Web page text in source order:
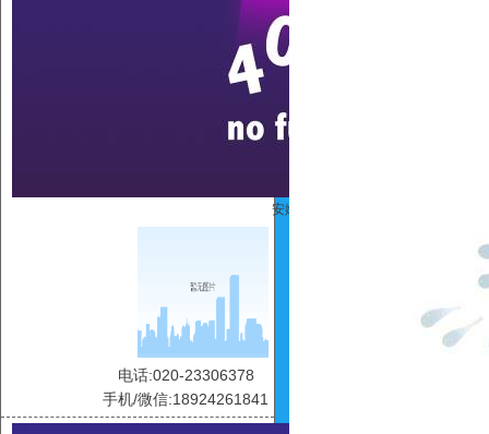
安娜
电话:020-23306378
手机/微信:18924261841